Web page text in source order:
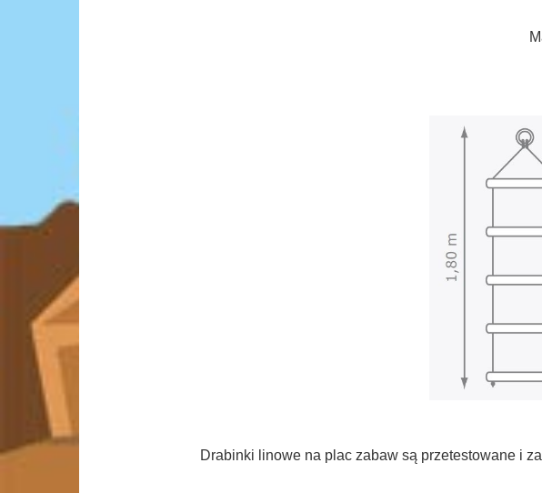
Drabinki linowe na plac zabaw są przetestowane i